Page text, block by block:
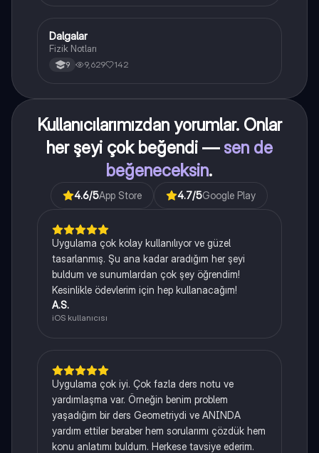
Fizik
Dalgalar
Fizik Notları
9 9,629 142
Kullanıcılarımızdan yorumlar. Onlar
her şeyi çok beğendi — sen de
beğeneceksin.
4.6/5App Store 4.7/5Google Play
Uygulama çok kolay kullanılıyor ve güzel
tasarlanmış. Şu ana kadar aradığım her şeyi
buldum ve sunumlardan çok şey öğrendim!
Kesinlikle ödevlerim için hep kullanacağım!
A.S.
iOS kullanıcısı
Uygulama çok iyi. Çok fazla ders notu ve
yardımlaşma var. Örneğin benim problem
yaşadığım bir ders Geometriydi ve ANINDA
yardım ettiler beraber hem sorularımı çözdük hem
konu anlatımı buldum. Herkese tavsiye ederim.